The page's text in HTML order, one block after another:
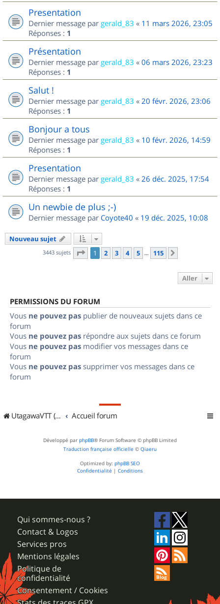
Presentation
Dernier message par gerald_83 « 11 mars 2026, 23:05
Réponses : 1
Présentation
Dernier message par gerald_83 « 06 mars 2026, 23:23
Réponses : 1
Salut !
Dernier message par gerald_83 « 20 févr. 2026, 23:06
Réponses : 1
Bonjour a tous
Dernier message par gerald_83 « 10 févr. 2026, 14:59
Réponses : 1
Presentation
Dernier message par gerald_83 « 26 déc. 2025, 17:54
Réponses : 1
Un newbie de plus ;-)
Dernier message par Coyote40 « 19 déc. 2025, 10:08
Nouveau sujet
3443 sujets Page 1sur 115
1 2 3 4 5 … 115
Aller
PERMISSIONS DU FORUM
Vous ne pouvez pas publier de nouveaux sujets dans ce
forum
Vous ne pouvez pas répondre aux sujets dans ce forum
Vous ne pouvez pas modifier vos messages dans ce
forum
Vous ne pouvez pas supprimer vos messages dans ce
forum
UtagawaVTT (Randos VTT et VTTAE avec traces GPS) Accueil forum
Développé par phpBB® Forum Software © phpBB Limited
Traduction française officielle © Qiaeru
Optimized by: phpBB SEO
Confidentialité | Conditions
Qui sommes-nous ?
Contact & Logos
Services pros
Mentions légales
Politique de
confidentialité
Consentement / Cookies